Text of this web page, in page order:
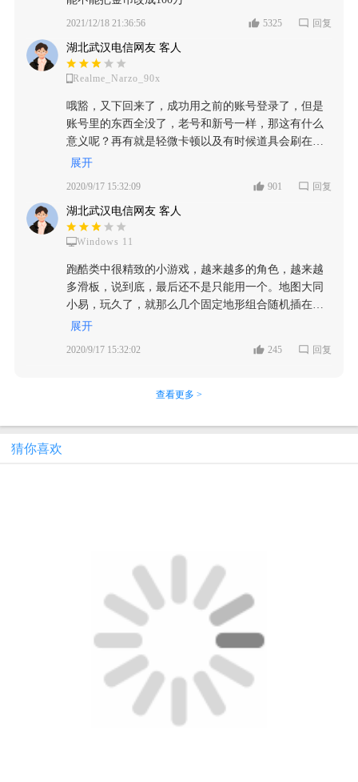
2021/12/18 21:36:56 5325 回复
湖北武汉电信网友 客人
Realme_Narzo_90x
哦豁，又下回来了，成功用之前的账号登录了，但是
账号里的东西全没了，老号和新号一样，那这有什么
意义呢？再有就是轻微卡顿以及有时候道具会刷在车
内，hin烦�ᆺ� 不过新版本还是感觉比较友好的，不
来越好，毕竟从玩最早的电脑版开始到现在已经有四
五年了，加油👏
展开
2020/9/17 15:32:09 901 回复
湖北武汉电信网友 客人
Windows 11
跑酷类中很精致的小游戏，越来越多的角色，越来越
多滑板，说到底，最后还不是只能用一个。地图大同
小易，玩久了，就那么几个固定地形组合随机插在一
起。 我一直想不通对战时候有的人47倍数是怎么来
展开
2020/9/17 15:32:02 245 回复
查看更多 >
猜你喜欢